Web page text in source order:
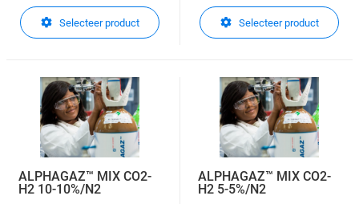
Selecteer product Selecteer product
ALPHAGAZ™ MIX CO2-
H2 10-10%/N2
ALPHAGAZ™ MIX CO2-
H2 5-5%/N2